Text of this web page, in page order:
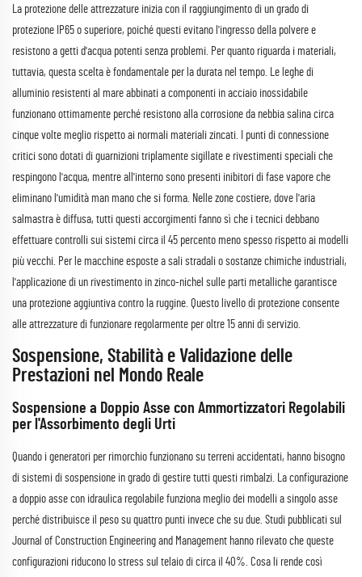
La protezione delle attrezzature inizia con il raggiungimento di un grado di
protezione IP65 o superiore, poiché questi evitano l'ingresso della polvere e
resistono a getti d'acqua potenti senza problemi. Per quanto riguarda i materiali,
tuttavia, questa scelta è fondamentale per la durata nel tempo. Le leghe di
alluminio resistenti al mare abbinati a componenti in acciaio inossidabile
funzionano ottimamente perché resistono alla corrosione da nebbia salina circa
cinque volte meglio rispetto ai normali materiali zincati. I punti di connessione
critici sono dotati di guarnizioni triplamente sigillate e rivestimenti speciali che
respingono l'acqua, mentre all'interno sono presenti inibitori di fase vapore che
eliminano l'umidità man mano che si forma. Nelle zone costiere, dove l'aria
salmastra è diffusa, tutti questi accorgimenti fanno sì che i tecnici debbano
effettuare controlli sui sistemi circa il 45 percento meno spesso rispetto ai modelli
più vecchi. Per le macchine esposte a sali stradali o sostanze chimiche industriali,
l'applicazione di un rivestimento in zinco-nichel sulle parti metalliche garantisce
una protezione aggiuntiva contro la ruggine. Questo livello di protezione consente
alle attrezzature di funzionare regolarmente per oltre 15 anni di servizio.
Sospensione, Stabilità e Validazione delle
Prestazioni nel Mondo Reale
Sospensione a Doppio Asse con Ammortizzatori Regolabili
per l'Assorbimento degli Urti
Quando i generatori per rimorchio funzionano su terreni accidentati, hanno bisogno
di sistemi di sospensione in grado di gestire tutti questi rimbalzi. La configurazione
a doppio asse con idraulica regolabile funziona meglio dei modelli a singolo asse
perché distribuisce il peso su quattro punti invece che su due. Studi pubblicati sul
Journal of Construction Engineering and Management hanno rilevato che queste
configurazioni riducono lo stress sul telaio di circa il 40%. Cosa li rende così